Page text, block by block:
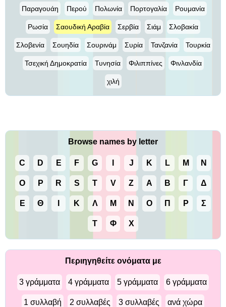
Παραγουάη Περού Πολωνία Πορτογαλία Ρουμανία
Ρωσία Σαουδική Αραβία Σερβία Σιάμ Σλοβακία
Σλοβενία Σουηδία Σουρινάμ Συρία Τανζανία Τουρκία
Τσεχική Δημοκρατία Τυνησία Φιλιππίνες Φινλανδία
χιλή
Browse names by letter
C D E F G J K L M N
O P R S T V Z Α Β Γ Δ
Ε Θ Κ Λ Μ Ν Ο Π Ρ Σ
Τ Φ Χ
Περιηγηθείτε ονόματα με
3 γράμματα 4 γράμματα 5 γράμματα 6 γράμματα
1 συλλαβή 2 συλλαβές 3 συλλαβές ανά χώρα